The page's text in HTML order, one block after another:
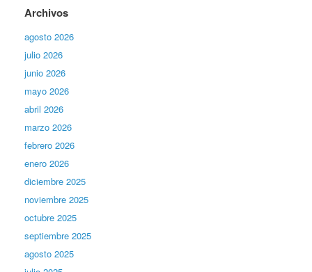
Archivos
agosto 2026
julio 2026
junio 2026
mayo 2026
abril 2026
marzo 2026
febrero 2026
enero 2026
diciembre 2025
noviembre 2025
octubre 2025
septiembre 2025
agosto 2025